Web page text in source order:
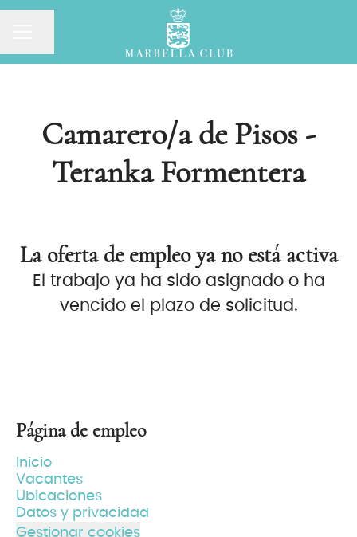
Camarero/a de Pisos -
Teranka Formentera
La oferta de empleo ya no está activa
El trabajo ya ha sido asignado o ha
vencido el plazo de solicitud.
Página de empleo
Inicio
Vacantes
Ubicaciones
Datos y privacidad
Gestionar cookies